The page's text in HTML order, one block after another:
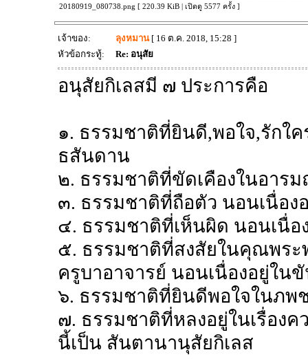
20180919_080738.png [ 220.39 KiB | เปิดดู 5577 ครั้ง ]
เจ้าของ: ลุงหมาน[ 16 ต.ค. 2018, 15:28 ]
หัวข้อกระทู้:
Re: อนุสัย
อนุสัยกิเลสมี ๗ ประการคือ
๑. ธรรมชาติที่ยินดี,พอใจ,รักใ
ธสันดาน
๒. ธรรมชาติที่ขัดเคืองในอาร
๓. ธรรมชาติที่ถือตัว นอนเนื่อ
๔. ธรรมชาติที่เห็นผิด นอนเนื่
๕. ธรรมชาติที่สงสัยในคุณพระ
ครูบาอาจารย์ นอนเนื่องอยู่ใน
๖. ธรรมชาติที่ยินดีพอใจในภพ
๗. ธรรมชาติที่หลงอยู่ในเรื่อง
นี้เป็น สันตานานุสัยกิเลส